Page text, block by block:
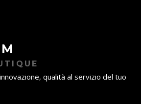
qualità al servizio del tuo